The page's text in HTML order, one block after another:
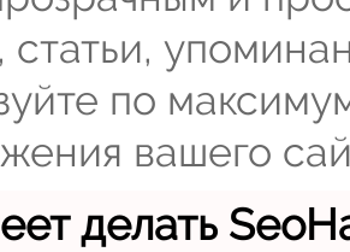
статьи,
по
вашего
делать